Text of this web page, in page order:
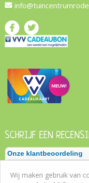
SCHRIJF EEN
Wij maken gebruik van